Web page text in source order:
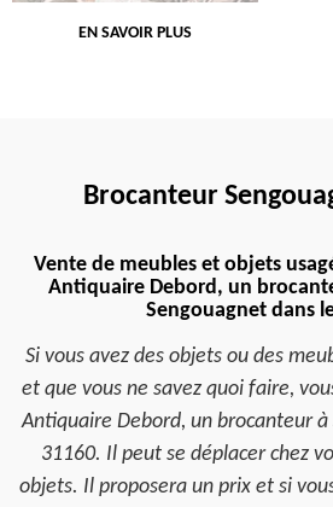
EN SAVOIR PLUS
Brocanteur
Vente de meubles et objets
Antiquaire Debord, un
Sengouagnet dans
Si vous avez des objets ou des
et que vous ne savez quoi faire,
Antiquaire Debord, un brocanteur à
31160. Il peut se déplacer chez
objets. Il proposera un prix et si